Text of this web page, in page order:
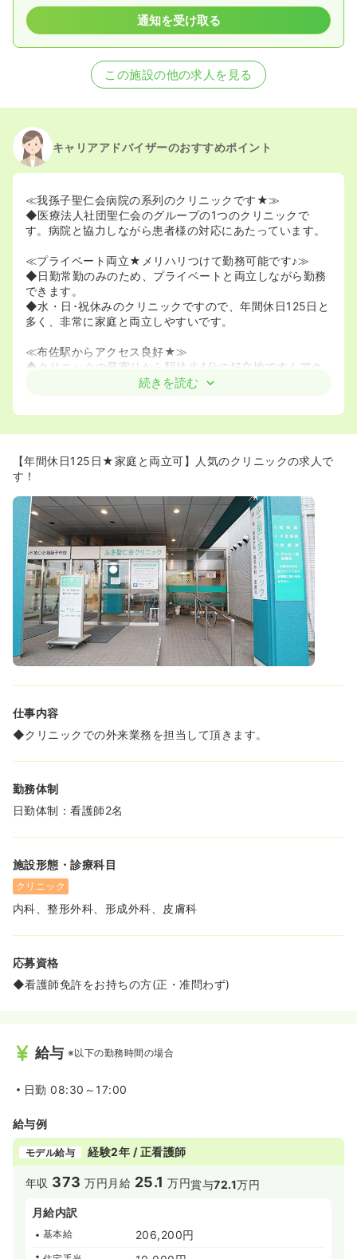
通知を受け取る
この施設の他の求人を見る
キャリアアドバイザーのおすすめポイント
≪我孫子聖仁会病院の系列のクリニックです★≫
◆医療法人社団聖仁会のグループの1つのクリニックで
す。病院と協力しながら患者様の対応にあたっています。
≪プライベート両立★メリハリつけて勤務可能です♪≫
◆日勤常勤のみのため、プライベートと両立しながら勤務
できます。
◆水・日･祝休みのクリニックですので、年間休日125日と
多く、非常に家庭と両立しやすいです。
≪布佐駅からアクセス良好★≫
◆クリニックの最寄りから駅徒歩4分の好立地です！アク
セスはとてもいいです！！続きを読む
【年間休日125日★家庭と両立可】人気のクリニックの求人で
す！
仕事内容
◆クリニックでの外来業務を担当して頂きます。
勤務体制
日勤体制：看護師2名
施設形態・診療科目
クリニック
内科、整形外科、形成外科、皮膚科
応募資格
◆看護師免許をお持ちの方(正・准問わず)
給与 ※以下の勤務時間の場合
日勤 08:30～17:00
給与例
モデル給与 経験2年 / 正看護師
年収 373 万円 月給 25.1 万円賞与72.1万円
月給内訳
基本給 206,200円